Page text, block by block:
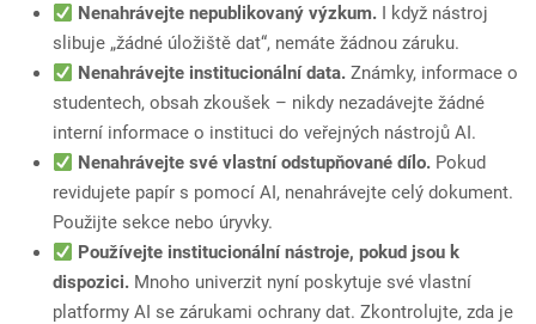
Nenahrávejte nepublikovaný výzkum. I když nástroj
slibuje „žádné úložiště dat“, nemáte žádnou záruku.
Nenahrávejte institucionální data. Známky, informace o
studentech, obsah zkoušek – nikdy nezadávejte žádné
interní informace o instituci do veřejných nástrojů AI.
Nenahrávejte své vlastní odstupňované dílo. Pokud
revidujete papír s pomocí AI, nenahrávejte celý dokument.
Použijte sekce nebo úryvky.
Používejte institucionální nástroje, pokud jsou k
dispozici. Mnoho univerzit nyní poskytuje své vlastní
platformy AI se zárukami ochrany dat. Zkontrolujte, zda je